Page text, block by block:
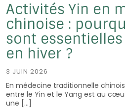
Activités Yin en
chinoise :
sont
en hiver ?
3 JUIN 2026
En médecine traditionnelle
entre le Yin et le Yang est au
une […]